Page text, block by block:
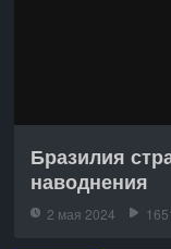
Бразилия
наводнения
2 мая 2024